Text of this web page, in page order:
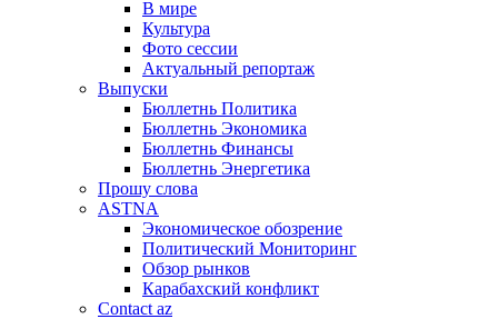
В мире
Культура
Фото сессии
Актуальный репортаж
Выпуски
Бюллетнь Политика
Бюллетнь Экономика
Бюллетнь Финансы
Бюллетнь Энергетика
Прошу слова
ASTNA
Экономическое обозрение
Политический Мониторинг
Обзор рынков
Карабахский конфликт
Contact az